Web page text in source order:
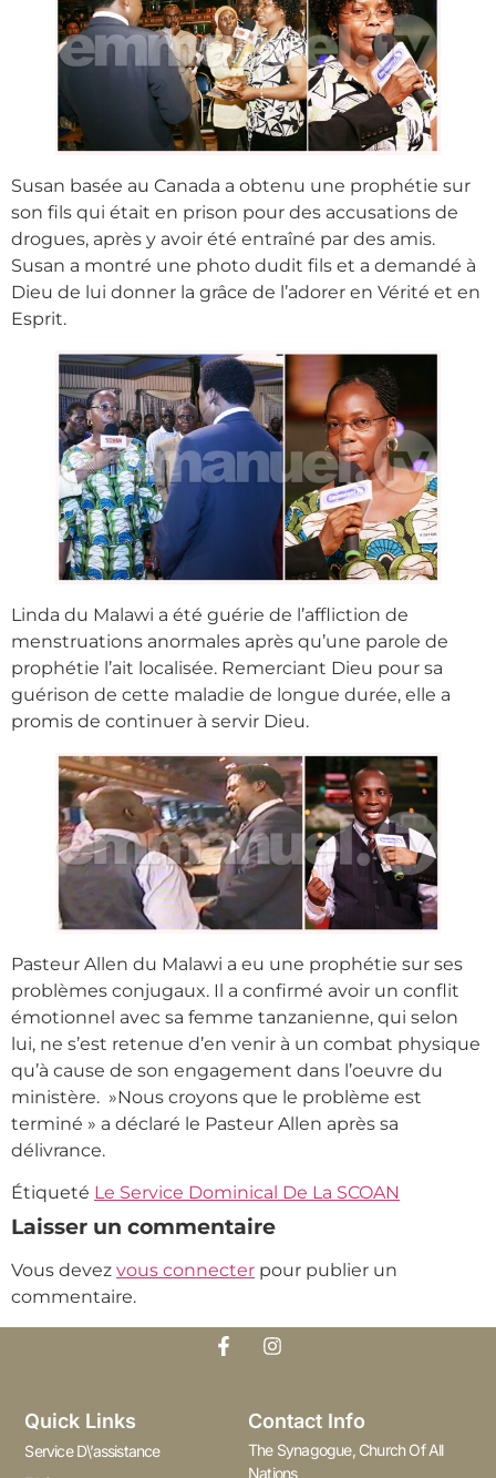
Susan basée au Canada a obtenu une prophétie sur
son fils qui était en prison pour des accusations de
drogues, après y avoir été entraîné par des amis.
Susan a montré une photo dudit fils et a demandé à
Dieu de lui donner la grâce de l’adorer en Vérité et en
Esprit.
Linda du Malawi a été guérie de l’affliction de
menstruations anormales après qu’une parole de
prophétie l’ait localisée. Remerciant Dieu pour sa
guérison de cette maladie de longue durée, elle a
promis de continuer à servir Dieu.
Pasteur Allen du Malawi a eu une prophétie sur ses
problèmes conjugaux. Il a confirmé avoir un conflit
émotionnel avec sa femme tanzanienne, qui selon
lui, ne s’est retenue d’en venir à un combat physique
qu’à cause de son engagement dans l’oeuvre du
ministère. »Nous croyons que le problème est
terminé » a déclaré le Pasteur Allen après sa
délivrance.
Étiqueté Le Service Dominical De La SCOAN
Laisser un commentaire
Vous devez vous connecter pour publier un
commentaire.
Quick Links
Service D\’assistance
Contact Info
The Synagogue, Church Of All
Nations